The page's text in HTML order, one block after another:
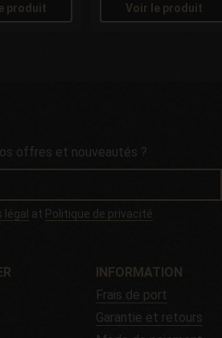
produit Voir le produit
offres et nouveautés ?
légal at Politique de privacité
INFORMATION
Frais de port
Garantie et retours